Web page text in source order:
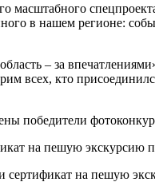
масштабного
в нашем регионе:
– за
всех, кто
победители
на пешую экскурсию
сертификат на пешую